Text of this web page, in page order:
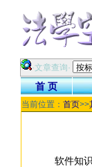
·文章查询·
首 页
当前位置： 首页>>
软件知识